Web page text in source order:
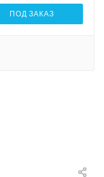
ПОД ЗАКАЗ